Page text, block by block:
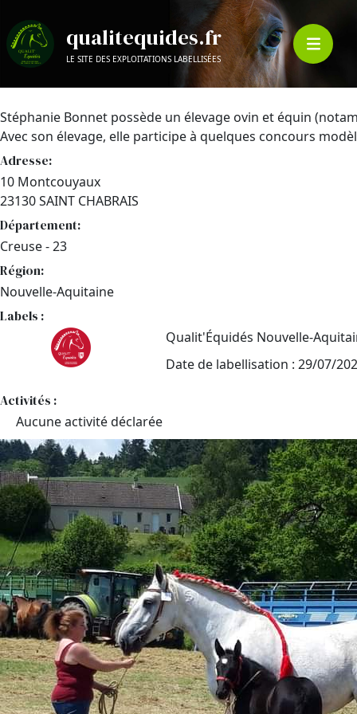
qualitequides.fr
LE SITE DES EXPLOITATIONS LABELLISÉES
Stéphanie Bonnet possède un élevage ovin et équin
Avec son élevage, elle participe à quelques concours
Adresse:
10 Montcouyaux
23130 SAINT CHABRAIS
Département:
Creuse - 23
Région:
Nouvelle-Aquitaine
Labels :
Qualit'Équidés Nouvelle-
Date de labellisation : 29/07/
Activités :
Aucune activité déclarée